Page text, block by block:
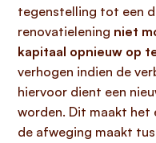
tegenstelling tot een
renovatielening niet
kapitaal opnieuw op
verhogen indien de
hiervoor dient een
worden. Dit maakt het
de afweging maakt